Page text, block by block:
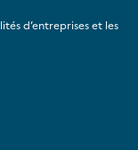
du code
accéder aux fichiers
sans
d’entreprises et les